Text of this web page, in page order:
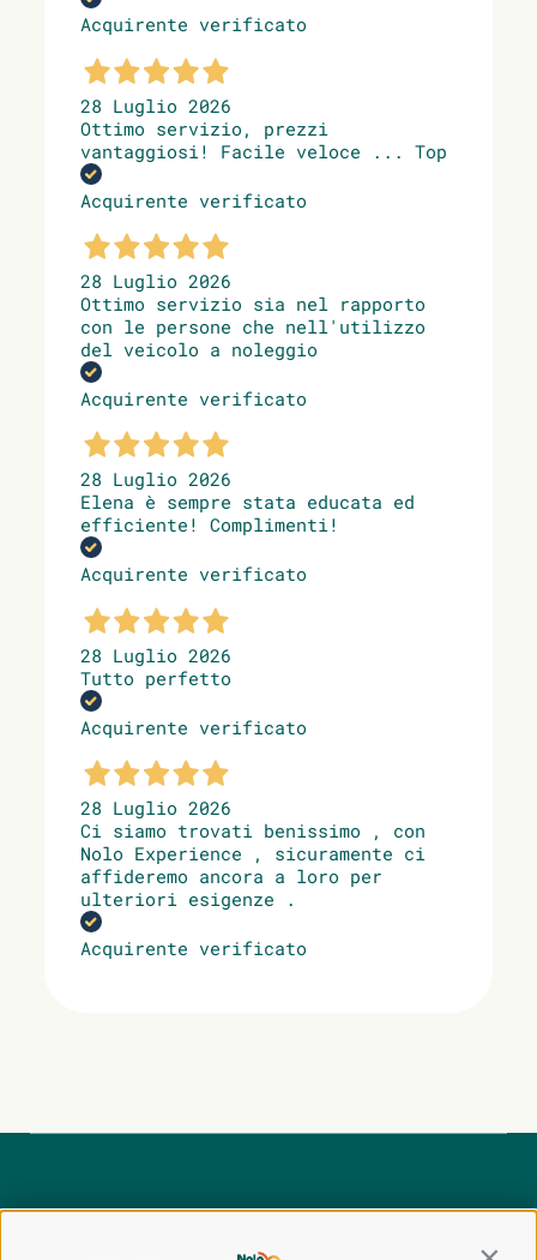
Acquirente verificato
28 Luglio 2026
Ottimo servizio, prezzi
vantaggiosi! Facile veloce ... Top
Acquirente verificato
28 Luglio 2026
Ottimo servizio sia nel rapporto
con le persone che nell'utilizzo
del veicolo a noleggio
Acquirente verificato
28 Luglio 2026
Elena è sempre stata educata ed
efficiente! Complimenti!
Acquirente verificato
28 Luglio 2026
Tutto perfetto
Acquirente verificato
28 Luglio 2026
Ci siamo trovati benissimo , con
Nolo Experience , sicuramente ci
affideremo ancora a loro per
ulteriori esigenze .
Acquirente verificato